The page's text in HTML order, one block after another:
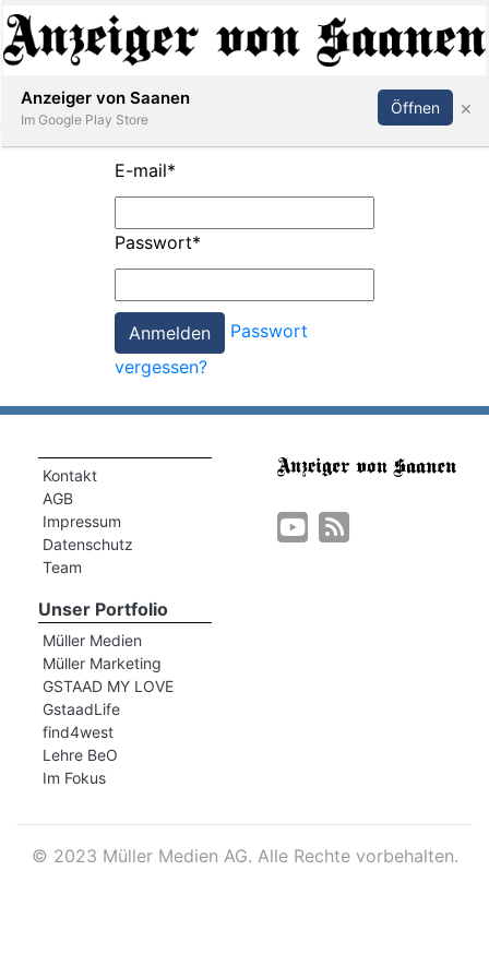
Abonnieren Anmelden
E-mail*
Passwort*
Passwort
vergessen?
Kontakt
AGB
Impressum
Datenschutz
Team
Unser Portfolio
Müller Medien
Müller Marketing
GSTAAD MY LOVE
GstaadLife
find4west
Lehre BeO
Im Fokus
© 2023 Müller Medien AG. Alle Rechte vorbehalten.
Anzeiger von Saanen
Im Google Play Store
Öffnen ×